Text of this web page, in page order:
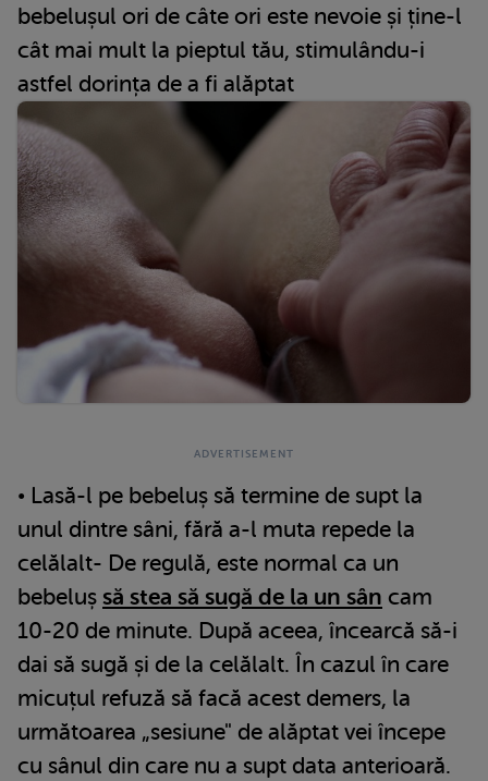
bebelușul ori de câte ori este nevoie și ține-l
cât mai mult la pieptul tău, stimulându-i
astfel dorința de a fi alăptat
• Lasă-l pe bebeluș să termine de supt la
unul dintre sâni, fără a-l muta repede la
celălalt- De regulă, este normal ca un
bebeluș să stea să sugă de la un sân cam
10-20 de minute. După aceea, încearcă să-i
dai să sugă și de la celălalt. În cazul în care
micuțul refuză să facă acest demers, la
următoarea „sesiune" de alăptat vei începe
cu sânul din care nu a supt data anterioară.